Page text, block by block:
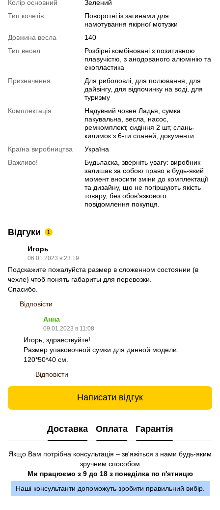
Колір основний
Зелений
Тип кочетiв
Поворотні із загинами для
намотування якірної мотузки
Довжина весла
140
Тип весел
Розбірні комбіновані з позитивною
плавучістю, з анодованого алюмінію та
екопластика
Призначення
Для риболовлі, для полювання, для
дайвінгу, для відпочинку на воді, для
туризму
Комплектація
Надувний човен Ладья, сумка
пакувальна, весла, насос,
ремкомплект, сидіння 2 шт, слань-
килимок з 6-ти сланей, документи
Країна виробництва
Україна
Важливо!
Будьласка, зверніть увагу: виробник
залишає за собою право в будь-який
момент вносити зміни до комплектації
та дизайну, що не погіршують якість
товару, без обов'язкового
повідомлення покупця.
Відгуки 1
Игорь
06.01.2023 в 23:19
Подскажите пожалуйста размер в сложенном состоянии (в
чехле) чтоб понять габариты для перевозки.
Спасибо.
Відповісти
Анна
09.01.2023 в 11:08
Игорь, здравствуйте!
Размер упаковочной сумки для данной модели:
120*50*40 см.
Відповісти
Написати відгук
Доставка Оплата Гарантія
Якщо Вам потрібна консультація – зв'яжіться з нами будь-яким
зручним способом
Ми працюємо з 9 до 18 з понеділка по п'ятницю
Наші консультанти допоможуть зробити правильний вибір.